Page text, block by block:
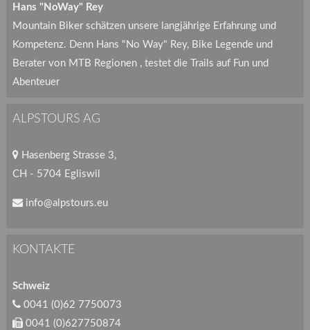
Hans "NoWay" Rey
Mountain Biker schätzen unsere langjährige Erfahrung und
Kompetenz. Denn Hans "No Way" Rey, Bike Legende und
Berater von MTB Regionen , testet die Trails auf Fun und
Abenteuer
ALPSTOURS AG
Hasenberg Strasse 3,
CH - 5704 Egliswil
info@alpstours.eu
KONTAKTE
Schweiz
0041 (0)62 7750073
0041 (0)627750874